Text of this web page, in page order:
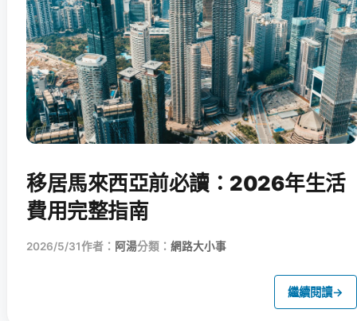
移居馬來西亞前必讀：2026年生活
費用完整指南
2026/5/31作者： 阿湯分類： 網路大小事
繼續閱讀→